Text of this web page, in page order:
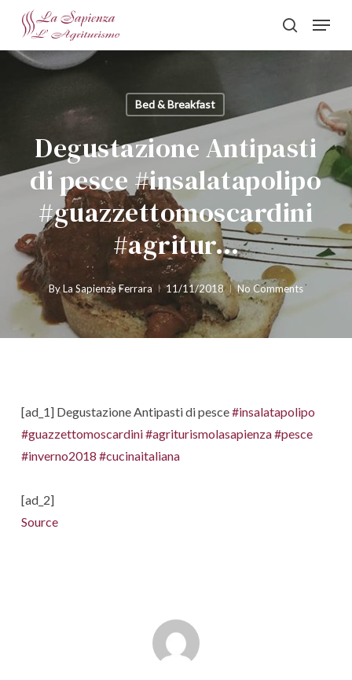
main
search
Menu
Bed & Breakfast
Degustazione Antipasti
di pesce #insalatapolipo
#guazzettomoscardini
#agritur…
ByLa Sapienza Ferrara 11/11/2018 No Comments
[ad_1] Degustazione Antipasti di pesce#insalatapolipo
#guazzettomoscardini#agriturismolasapienza#pesce
#inverno2018 #cucinaitaliana
[ad_2]
Source
Close